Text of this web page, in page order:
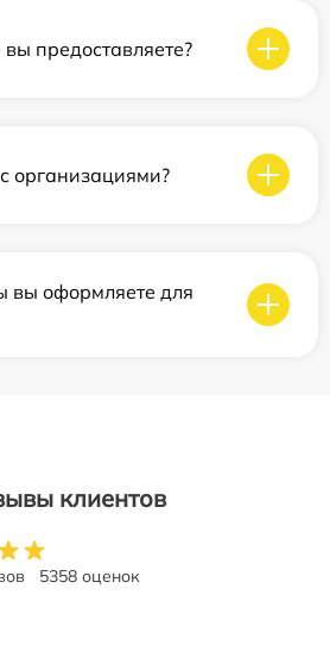
предоставляете?
организациями?
вы оформляете для
клиентов
5358 оценок